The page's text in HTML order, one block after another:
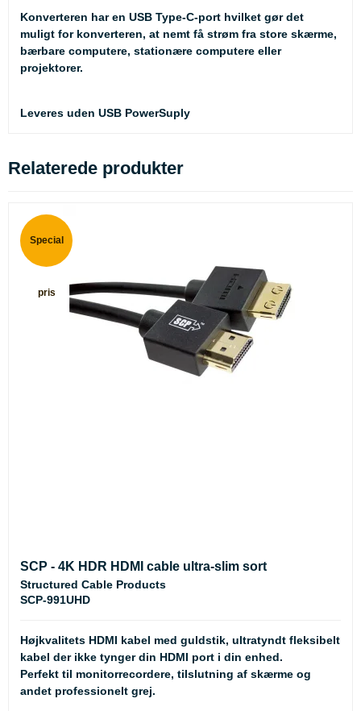
Konverteren har en USB Type-C-port hvilket gør det
muligt for konverteren, at nemt få strøm fra store skærme,
bærbare computere, stationære computere eller
projektorer.
Leveres uden USB PowerSuply
Relaterede produkter
Special
pris
SCP - 4K HDR HDMI cable ultra-slim sort
Structured Cable Products
SCP-991UHD
Højkvalitets HDMI kabel med guldstik, ultratyndt fleksibelt
kabel der ikke tynger din HDMI port i din enhed.
Perfekt til monitorrecordere, tilslutning af skærme og
andet professionelt grej.